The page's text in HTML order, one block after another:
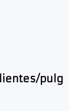
pulg